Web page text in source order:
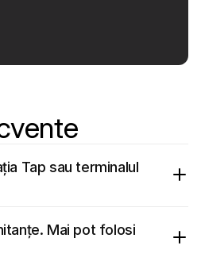
Tap sau terminalul
Mai pot folosi